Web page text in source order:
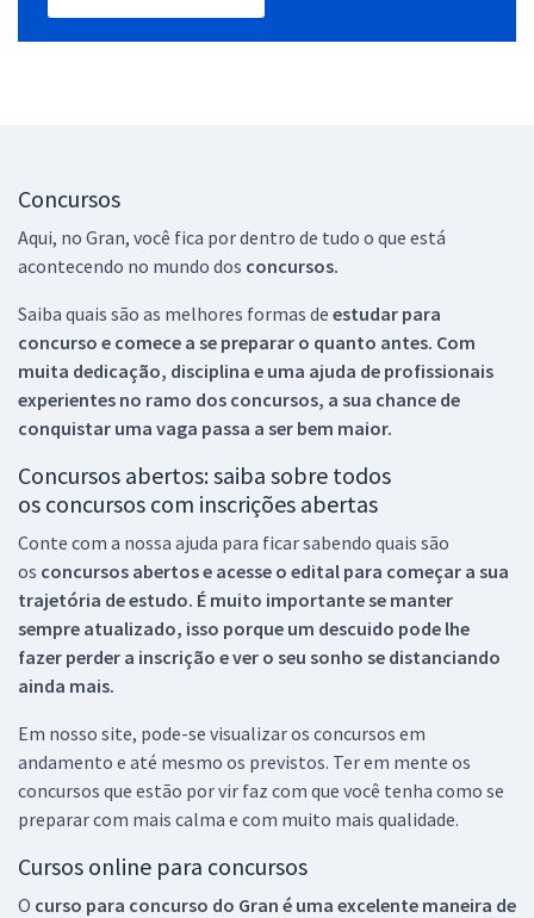
Concursos
Aqui, no Gran, você fica por dentro de tudo o que está
acontecendo no mundo dos concursos.
Saiba quais são as melhores formas de estudar para
concurso e comece a se preparar o quanto antes. Com
muita dedicação, disciplina e uma ajuda de profissionais
experientes no ramo dos concursos, a sua chance de
conquistar uma vaga passa a ser bem maior.
Concursos abertos: saiba sobre todos
os concursos com inscrições abertas
Conte com a nossa ajuda para ficar sabendo quais são
os concursos abertos e acesse o edital para começar a sua
trajetória de estudo. É muito importante se manter
sempre atualizado, isso porque um descuido pode lhe
fazer perder a inscrição e ver o seu sonho se distanciando
ainda mais.
Em nosso site, pode-se visualizar os concursos em
andamento e até mesmo os previstos. Ter em mente os
concursos que estão por vir faz com que você tenha como se
preparar com mais calma e com muito mais qualidade.
Cursos online para concursos
O curso para concurso do Gran é uma excelente maneira de